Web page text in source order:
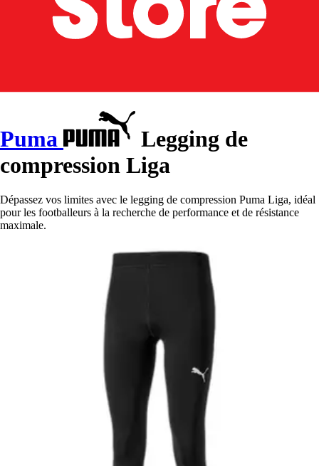
Puma
Legging de
compression Liga
Dépassez vos limites avec le legging de compression Puma Liga, idéal
pour les footballeurs à la recherche de performance et de résistance
maximale.